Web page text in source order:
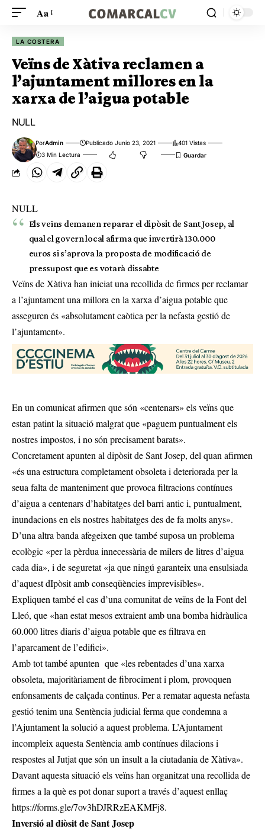
Aa
LA COSTERA
Veïns de Xàtiva reclamen a
l’ajuntament millores en la
xarxa de l’aigua potable
NULL
PorAdmin Publicado Junio 23, 2021
401 Vistas
3 Min Lectura
NULL
Els veïns demanen reparar el dipòsit de Sant Josep, al
qual el govern local afirma que invertirà 130.000
euros si s’aprova la proposta de modificació de
pressupost que es votarà dissabte
Veïns de Xàtiva han iniciat una recollida de firmes per reclamar
a l’ajuntament una millora en la xarxa d’aigua potable que
asseguren és «absolutament caòtica per la nefasta gestió de
l’ajuntament».
En un comunicat afirmen que són «centenars» els veïns que
estan patint la situació malgrat que «paguem puntualment els
nostres impostos, i no són precisament barats».
Concretament apunten al dipòsit de Sant Josep, del quan afirmen
«és una estructura completament obsoleta i deteriorada per la
seua falta de manteniment que provoca filtracions contínues
d’aigua a centenars d’habitatges del barri antic i, puntualment,
inundacions en els nostres habitatges des de fa molts anys».
D’una altra banda afegeixen que també suposa un problema
ecològic «per la pèrdua innecessària de milers de litres d’aigua
cada dia», i de seguretat «ja que ningú garanteix una ensulsiada
d’aquest dIpòsit amb conseqüències imprevisibles».
Expliquen també el cas d’una comunitat de veïns de la Font del
Lleó, que «han estat mesos extraient amb una bomba hidràulica
60.000 litres diaris d’aigua potable que es filtrava en
l’aparcament de l’edifici».
Amb tot també apunten que «les rebentades d’una xarxa
obsoleta, majoritàriament de fibrociment i plom, provoquen
enfonsaments de calçada continus. Per a rematar aquesta nefasta
gestió tenim una Sentència judicial ferma que condemna a
l’Ajuntament la solució a aquest problema. L’Ajuntament
incompleix aquesta Sentència amb contínues dilacions i
respostes al Jutjat que són un insult a la ciutadania de Xàtiva».
Davant aquesta situació els veïns han organitzat una recollida de
firmes a la què es pot donar suport a través d’aquest enllaç
https://forms.gle/7ov3hDJRRzEAKMFj8.
Inversió al diòsit de Sant Josep